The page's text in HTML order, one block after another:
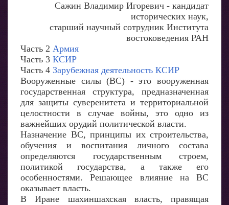
Сажин Владимир Игоревич - кандидат
исторических наук,
старший научный сотрудник Института
востоковедения РАН
Часть 2 Армия
Часть 3 КСИР
Часть 4 Зарубежная деятельность КСИР
Вооруженные силы (ВС) - это вооруженная
государственная структура, предназначенная
для защиты суверенитета и территориальной
целостности в случае войны, это одно из
важнейших орудий политической власти.
Назначение ВС, принципы их строительства,
обучения и воспитания личного состава
определяются государственным строем,
политикой государства, а также его
особенностями. Решающее влияние на ВС
оказывает власть.
В Иране шахиншахская власть, правящая